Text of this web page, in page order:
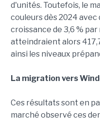
d'unités. Toutefois, le
couleurs dès 2024
croissance de 3,6 %
atteindraient alors
ainsi les niveaux
La migration vers
Ces résultats sont en
marché observé ces